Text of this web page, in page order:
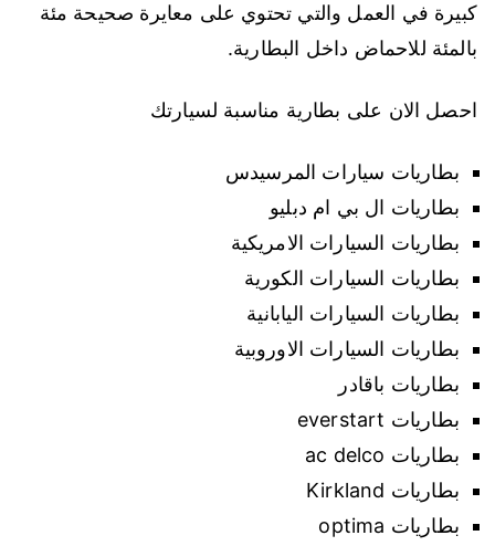
كبيرة في العمل والتي تحتوي على معايرة صحيحة مئة
بالمئة للاحماض داخل البطارية.
احصل الان على بطارية مناسبة لسيارتك
بطاريات سيارات المرسيدس
بطاريات ال بي ام دبليو
بطاريات السيارات الامريكية
بطاريات السيارات الكورية
بطاريات السيارات اليابانية
بطاريات السيارات الاوروبية
بطاريات باقادر
بطاريات everstart
بطاريات ac delco
بطاريات Kirkland
بطاريات optima